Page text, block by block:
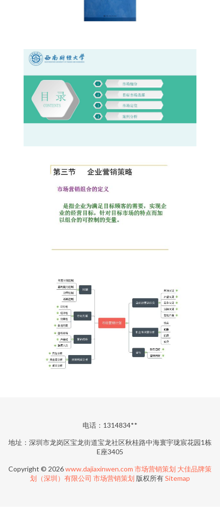
电话：1314834**
地址：深圳市龙岗区宝龙街道宝龙社区秋桂路中海寰宇珑宸花园1栋
E座3405
Copyright © 2026www.dajiaxinwen.com 市场营销策划 大佳品牌策
划（深圳）有限公司 市场营销策划 版权所有Sitemap